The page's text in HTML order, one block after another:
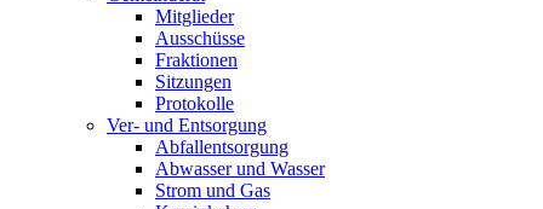
Mitglieder
Ausschüsse
Fraktionen
Sitzungen
Protokolle
Ver- und Entsorgung
Abfallentsorgung
Abwasser und Wasser
Strom und Gas